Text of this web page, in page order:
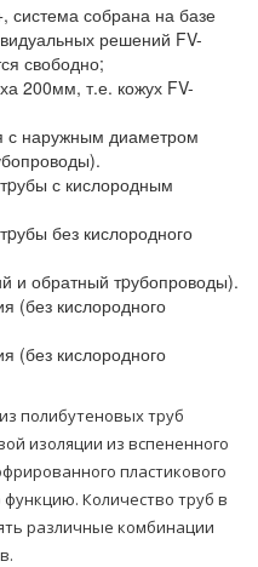
система собрана на базе
решений FV-
свободно;
200мм, т.е. кожух FV-
с наружным диаметром
с кислородным
без кислородного
и обратный тpубопроводы).
(без кислородного
(без кислородного
полибутеновых труб
изоляции из вспененного
пластикового
Количество труб в
различные комбинации